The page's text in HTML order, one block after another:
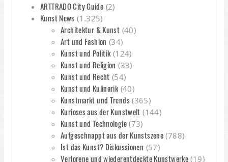
ARTTRADO City Guide (2)
Kunst News (1.325)
Architektur & Kunst (40)
Art und Fashion (34)
Kunst und Politik(124)
Kunst und Religion (33)
Kunst und Recht (54)
Kunst und Kulinarik(40)
Kunstmarkt und Trends(365)
Kurioses aus der Kunstwelt (144)
Kunst und Technologie(73)
Aufgeschnappt aus der Kunstszene (788)
Ist das Kunst? Diskussionen (57)
Verlorene und wiederentdeckte Kunstwerke (19)